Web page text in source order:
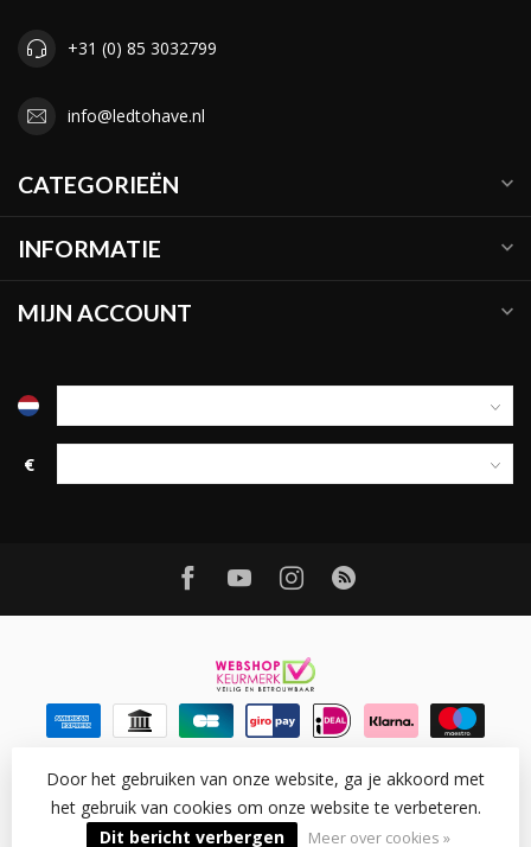
+31 (0) 85 3032799
info@ledtohave.nl
CATEGORIEËN
INFORMATIE
MIJN ACCOUNT
€
© Copyright 2026 Ledtohave- Powered by Lightspeed-
Lightspeed designby Dyvelopment
Door het gebruiken van onze website, ga je akkoord met
het gebruik van cookies om onze website te verbeteren.
Dit bericht verbergen
Meer over cookies »